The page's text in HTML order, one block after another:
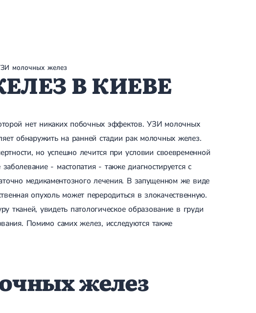
молочных желез
В КИЕВЕ
нет никаких побочных эффектов. УЗИ молочных
обнаружить на ранней стадии рак молочных желез.
но успешно лечится при условии своевременной
- мастопатия - также диагностируется с
медикаментозного лечения. В запущенном же виде
опухоль может переродиться в злокачественную.
тканей, увидеть патологическое образование в груди
Помимо самих желез, исследуются также
желез